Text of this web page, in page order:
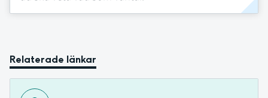
Relaterade länkar